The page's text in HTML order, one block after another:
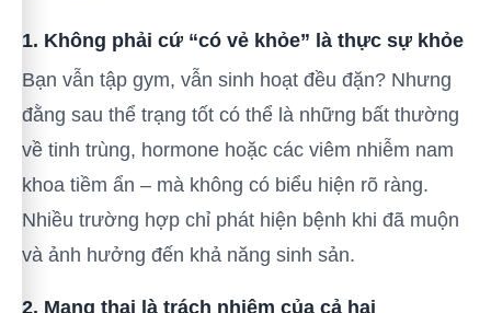
1. Không phải cứ “có vẻ khỏe” là thực sự khỏe
Bạn vẫn tập gym, vẫn sinh hoạt đều đặn? Nhưng
đằng sau thể trạng tốt có thể là những bất thường
về tinh trùng, hormone hoặc các viêm nhiễm nam
khoa tiềm ẩn – mà không có biểu hiện rõ ràng.
Nhiều trường hợp chỉ phát hiện bệnh khi đã muộn
và ảnh hưởng đến khả năng sinh sản.
2. Mang thai là trách nhiệm của cả hai